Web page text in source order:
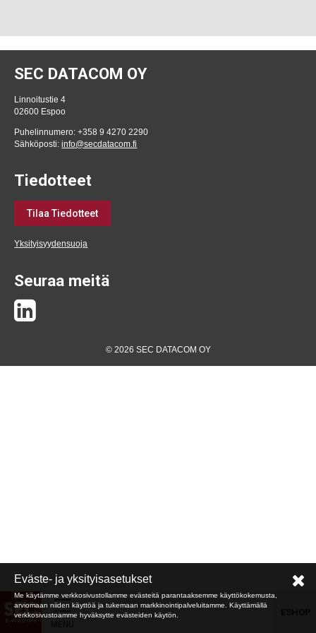
SEC DATACOM OY
Linnoitustie 4
02600 Espoo
Puhelinnumero: +358 9 4270 2290
Sähköposti:info@secdatacom.fi
Tiedotteet
Tilaa Tiedotteet
Yksityisyydensuoja
Seuraa meitä
© 2026 SEC DATACOM OY
Eväste- ja yksityisasetukset
Me käytämme verkkosivustollamme evästeitä parantaaksemme käyttökokemusta,
arviomaan niiden käyttöä ja tukemaan markkinointipalveluitamme. Käyttämällä
verkkosivustoamme hyväksytte evästeiden käytön.